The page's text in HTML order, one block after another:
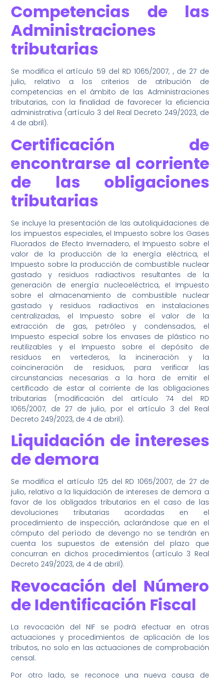
Competencias de las
Administraciones
tributarias
Se modifica el artículo 59 del RD 1065/2007, , de 27 de
julio, relativo a los criterios de atribución de
competencias en el ámbito de las Administraciones
tributarias, con la finalidad de favorecer la eficiencia
administrativa (artículo 3 del Real Decreto 249/2023, de
4 de abril).
Certificación de
encontrarse al corriente
de las obligaciones
tributarias
Se incluye la presentación de las autoliquidaciones de
los impuestos especiales, el Impuesto sobre los Gases
Fluorados de Efecto Invernadero, el Impuesto sobre el
valor de la producción de la energía eléctrica, el
Impuesto sobre la producción de combustible nuclear
gastado y residuos radiactivos resultantes de la
generación de energía nucleoeléctrica, el Impuesto
sobre el almacenamiento de combustible nuclear
gastado y residuos radiactivos en instalaciones
centralizadas, el Impuesto sobre el valor de la
extracción de gas, petróleo y condensados, el
Impuesto especial sobre los envases de plástico no
reutilizables y el Impuesto sobre el depósito de
residuos en vertederos, la incineración y la
coincineración de residuos, para verificar las
circunstancias necesarias a la hora de emitir el
certificado de estar al corriente de las obligaciones
tributarias (modificación del artículo 74 del RD
1065/2007, de 27 de julio, por el artículo 3 del Real
Decreto 249/2023, de 4 de abril).
Liquidación de intereses
de demora
Se modifica el artículo 125 del RD 1065/2007, de 27 de
julio, relativo a la liquidación de intereses de demora a
favor de los obligados tributarios en el caso de las
devoluciones tributarias acordadas en el
procedimiento de inspección, aclarándose que en el
cómputo del período de devengo no se tendrán en
cuenta los supuestos de extensión del plazo que
concurran en dichos procedimientos (artículo 3 Real
Decreto 249/2023, de 4 de abril).
Revocación del Número
de Identificación Fiscal
La revocación del NIF se podrá efectuar en otras
actuaciones y procedimientos de aplicación de los
tributos, no solo en las actuaciones de comprobación
censal.
Por otro lado, se reconoce una nueva causa de